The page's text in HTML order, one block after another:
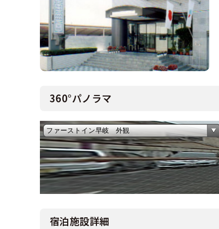
360°パノラマ
宿泊施設詳細